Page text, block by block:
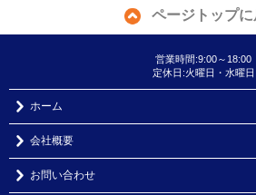
ページトップに
営業時間:9:00～18:00
定休日:火曜日・水曜日
ホーム
会社概要
お問い合わせ